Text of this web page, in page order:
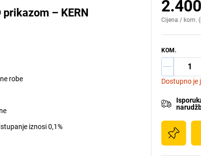
– KERN
robe
iznosi 0,1%
Cijena / kom.
KOM.
Dostupno je